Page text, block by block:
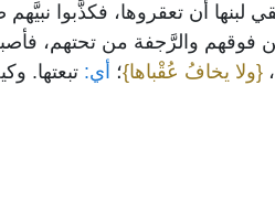
لبنها أن تعقروها، فكذَّبوا نبيَّهم
فوقهم والرَّجفة من تحتهم،
{ولا يخافُ عُقْباها}؛ أي: تبعتها.